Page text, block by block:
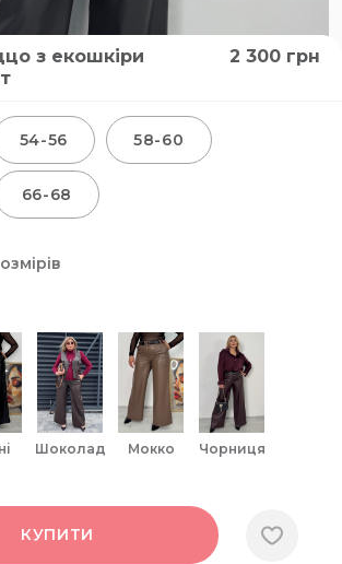
з екошкіри
2 300 грн
54-56 58-60
66-68
шоколад мокко чорниця
КУПИТИ